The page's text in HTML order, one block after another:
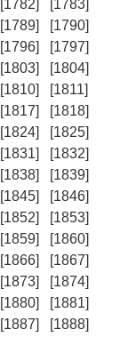
[1782]
[1783]
[1789]
[1790]
[1796]
[1797]
[1803]
[1804]
[1810]
[1811]
[1817]
[1818]
[1824]
[1825]
[1831]
[1832]
[1838]
[1839]
[1845]
[1846]
[1852]
[1853]
[1859]
[1860]
[1866]
[1867]
[1873]
[1874]
[1880]
[1881]
[1887]
[1888]